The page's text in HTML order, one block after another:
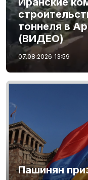
тоннеля в
(ВИДЕО)
07.08.2026 13:59
Пашинян